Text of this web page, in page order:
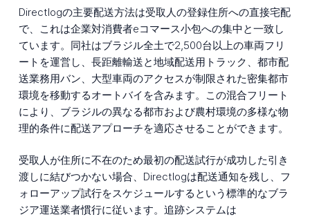
Directlogの主要配送方法は受取人の登録住所への直接宅配
で、これは企業対消費者eコマース小包への集中と一致し
ています。同社はブラジル全土で2,500台以上の車両フリ
ートを運営し、長距離輸送と地域配送用トラック、都市配
送業務用バン、大型車両のアクセスが制限された密集都市
環境を移動するオートバイを含みます。この混合フリート
により、ブラジルの異なる都市および農村環境の多様な物
理的条件に配送アプローチを適応させることができます。
受取人が住所に不在のため最初の配送試行が成功した引き
渡しに結びつかない場合、Directlogは配送通知を残し、フ
ォローアップ試行をスケジュールするという標準的なブラ
ジア運送業者慣行に従います。追跡システムは